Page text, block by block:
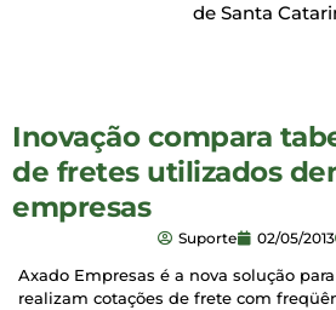
de Santa
Inovação compara
de fretes utilizados
empresas
Suporte 02/05/2013
Axado Empresas é a nova solução
realizam cotações de frete com